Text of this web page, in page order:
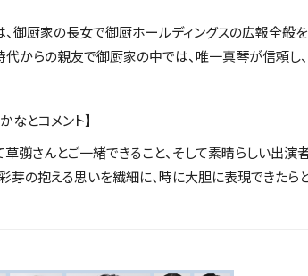
、御厨家の長女で御厨ホールディングスの広報全般
代からの親友で御厨家の中では、唯一真琴が信頼し、
なとコメント】
彅さんとご一緒できること、そして素晴らしい出
芽の抱える思いを繊細に、時に大胆に表現できたら